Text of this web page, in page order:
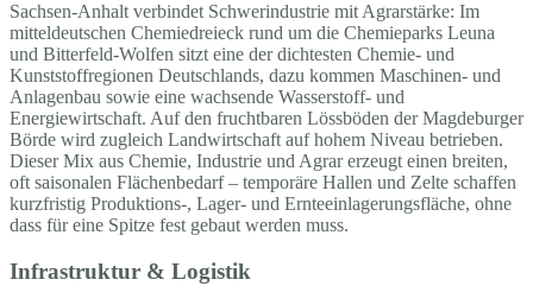
Sachsen-Anhalt verbindet Schwerindustrie mit Agrarstärke: Im
mitteldeutschen Chemiedreieck rund um die Chemieparks Leuna
und Bitterfeld-Wolfen sitzt eine der dichtesten Chemie- und
Kunststoffregionen Deutschlands, dazu kommen Maschinen- und
Anlagenbau sowie eine wachsende Wasserstoff- und
Energiewirtschaft. Auf den fruchtbaren Lössböden der Magdeburger
Börde wird zugleich Landwirtschaft auf hohem Niveau betrieben.
Dieser Mix aus Chemie, Industrie und Agrar erzeugt einen breiten,
oft saisonalen Flächenbedarf – temporäre Hallen und Zelte schaffen
kurzfristig Produktions-, Lager- und Ernteeinlagerungsfläche, ohne
dass für eine Spitze fest gebaut werden muss.
Infrastruktur & Logistik